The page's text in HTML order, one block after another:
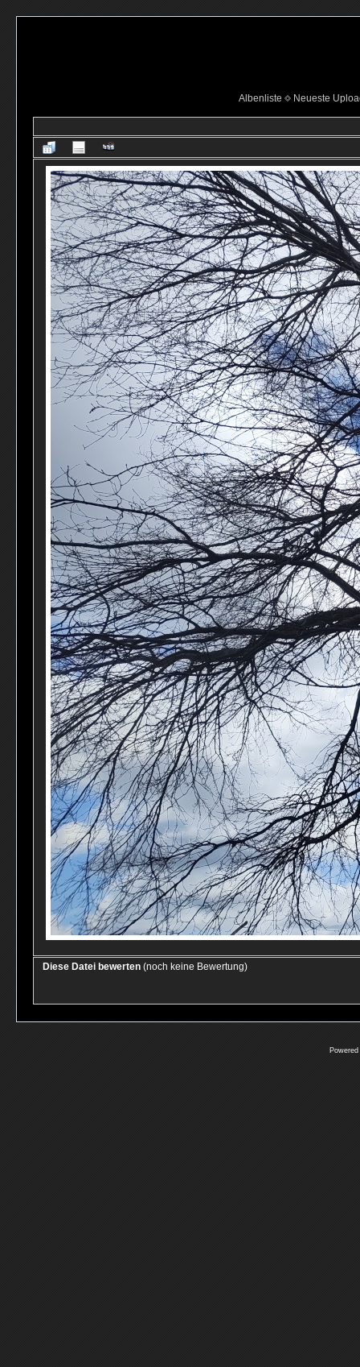
Albenliste Neueste
Diese Datei bewerten (noch keine Bewertung)